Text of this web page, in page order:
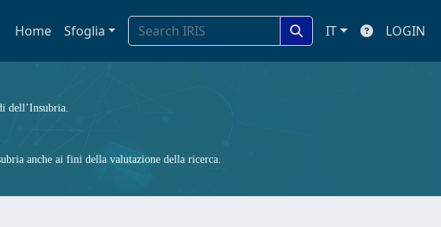
Home Sfoglia IT LOGIN
dell’Insubria.
anche ai fini della valutazione della ricerca.